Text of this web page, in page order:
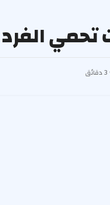
تحمي
3 دقائق